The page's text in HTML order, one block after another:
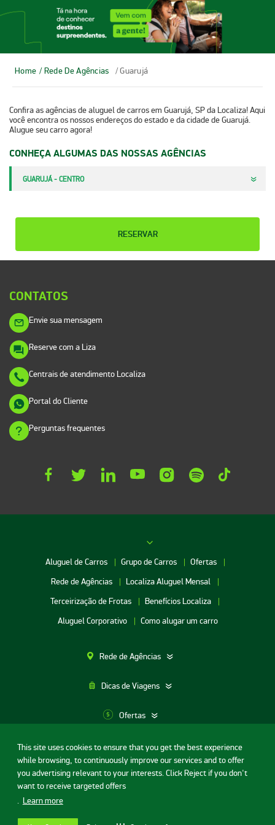
This site uses cookies to ensure that you get the best experience
while browsing, to continuously improve our services and to offer
you advertising relevant to your interests. Click Reject if you don't
want to receive targeted offers
. Learn more
Home / Rede De Agências / Guarujá
Confira as agências de aluguel de carros em Guarujá, SP da Localiza! Aqui
você encontra os nossos endereços do estado e da cidade de Guarujá.
Alugue seu carro agora!
CONHEÇA ALGUMAS DAS NOSSAS AGÊNCIAS
GUARUJÁ - CENTRO
RESERVAR
CONTATOS
Envie sua mensagem
Reserve com a Liza
Centrais de atendimento Localiza
Portal do Cliente
Perguntas frequentes
Aluguel de Carros Grupo de Carros
Ofertas
Rede de Agências
Localiza Aluguel Mensal
Terceirização de Frotas
Benefícios Localiza
Aluguel Corporativo
Como alugar um carro
Rede de Agências
Dicas de Viagens
Ofertas
Aluguel de Carros SP
Aluguel de Carros Porto Alegre
Aluguel de Carros RJ
Termos de uso Portal da privacidade
Segurança Digital
Contrato de Aluguel de Carros
Licença de código aberto